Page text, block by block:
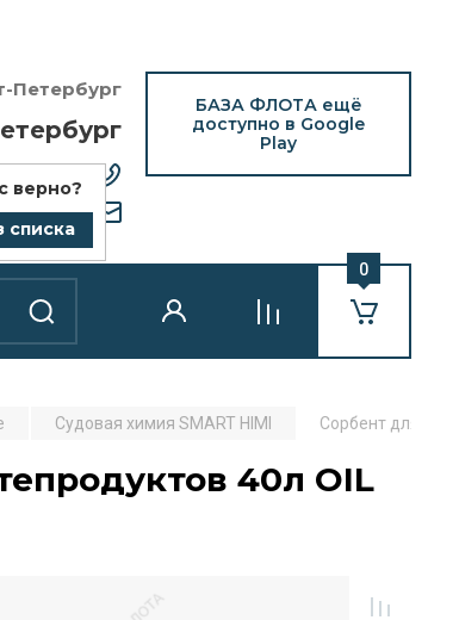
Петербург
верно?
списка
25-77
БАЗА ФЛОТА ещё
доступно в Google
Play
0
Судовая химия SMART HIMI Сорбент для
40л OIL